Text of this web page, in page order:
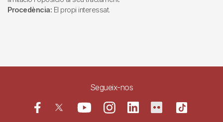
Procedència: El propi interessat.
Segueix-nos